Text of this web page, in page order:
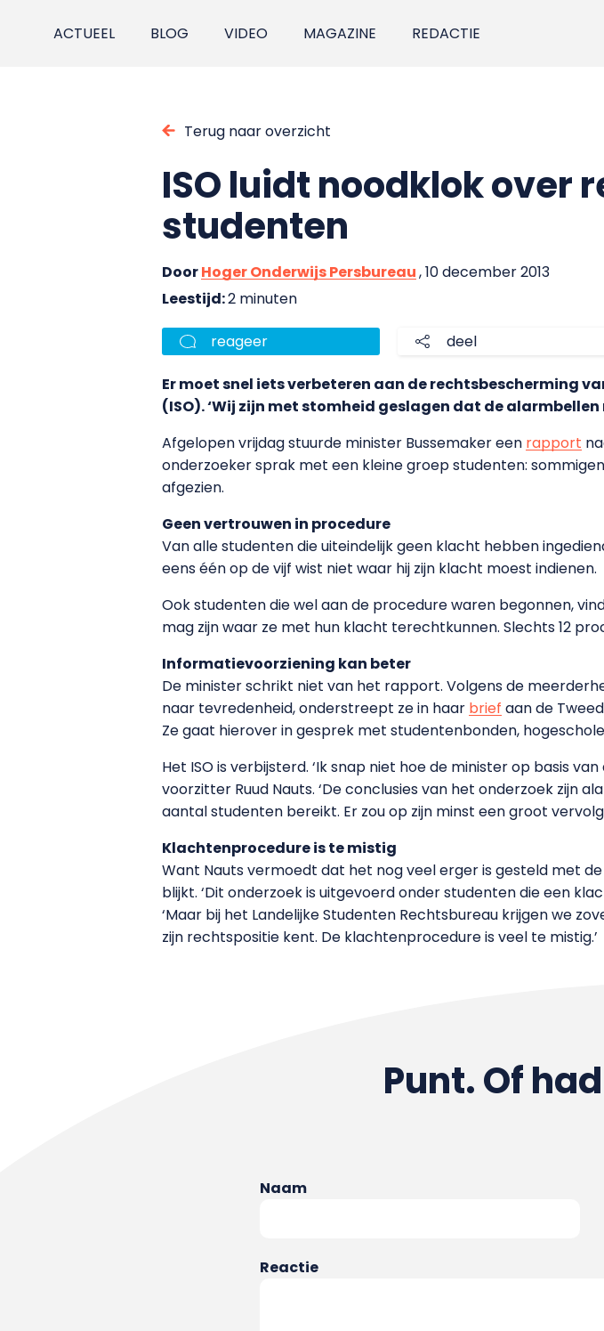
ACTUEEL BLOG VIDEO MAGAZINE REDACTIE
Terug naar overzicht
ISO luidt noodklok over
studenten
DoorHoger Onderwijs Persbureau, 10 december 2013
Leestijd:2 minuten
reageer deel
Er moet snel iets verbeteren aan de rechtsbescherming
(ISO). ‘Wij zijn met stomheid geslagen dat de
Afgelopen vrijdag stuurde minister Bussemaker een rapport
onderzoeker sprak met een kleine groep studenten:
afgezien.
Geen vertrouwen in procedure
Van alle studenten die uiteindelijk geen klacht hebben
eens één op de vijf wist niet waar hij zijn klacht moest indienen.
Ook studenten die wel aan de procedure waren begonnen,
mag zijn waar ze met hun klacht terechtkunnen. Slechts 12
Informatievoorziening kan beter
De minister schrikt niet van het rapport. Volgens de
naar tevredenheid, onderstreept ze in haar brief aan de
Ze gaat hierover in gesprek met studentenbonden,
Het ISO is verbijsterd. ‘Ik snap niet hoe de minister op basis
voorzitter Ruud Nauts. ‘De conclusies van het onderzoek zijn
aantal studenten bereikt. Er zou op zijn minst een groot
Klachtenprocedure is te mistig
Want Nauts vermoedt dat het nog veel erger is gesteld met
blijkt. ‘Dit onderzoek is uitgevoerd onder studenten die een
‘Maar bij het Landelijke Studenten Rechtsbureau krijgen we
zijn rechtspositie kent. De klachtenprocedure is veel te mistig.’
Punt. Of
Naam
Reactie